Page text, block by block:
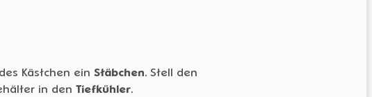
Kästchen ein Stäbchen. Stell den
in den Tiefkühler.